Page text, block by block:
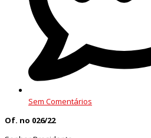
Sem Comentários
Of. no 026/22